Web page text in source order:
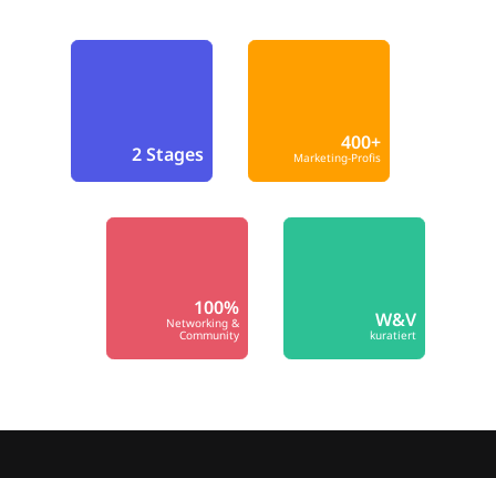
2 Stages 400+
Marketing-Profis
100%
Networking &
Community
W&V
kuratiert